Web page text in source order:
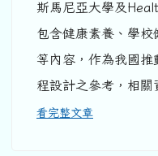
斯馬尼亞大學及
包含健康素養、學
等內容，作為我國推
程設計之參考，相
看完整文章